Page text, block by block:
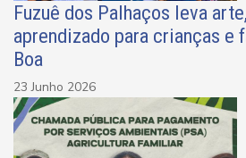
Fuzuê dos Palhaços leva
aprendizado para crianças e
Boa
23 Junho 2026